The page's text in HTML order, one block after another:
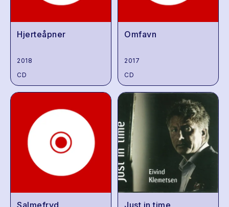
Hjerteåpner
2018
CD
Omfavn
2017
CD
Salmefryd Just in time